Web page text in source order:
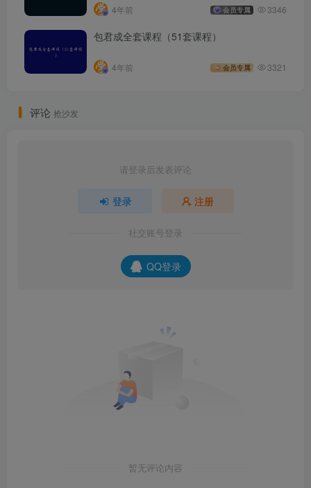
4年前 会员专属 3346
包君成全套课程（51套课程）
4年前 会员专属 3321
评论 抢沙发
请登录后发表评论
登录 注册
社交账号登录
QQ登录
暂无评论内容